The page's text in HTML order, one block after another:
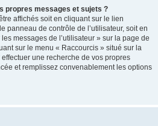
propres messages et sujets ?
affichés soit en cliquant sur le lien
panneau de contrôle de l’utilisateur, soit en
messages de l’utilisateur » sur la page de
sur le menu « Raccourcis » situé sur la
une recherche de vos propres
et remplissez convenablement les options